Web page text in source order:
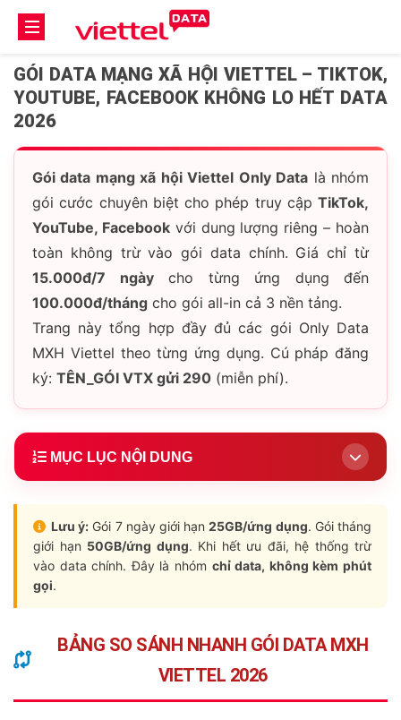
GÓI DATA MẠNG XÃ HỘI VIETTEL – TIKTOK,
YOUTUBE, FACEBOOK KHÔNG LO HẾT DATA
2026
Gói data mạng xã hội Viettel Only Data là nhóm
gói cước chuyên biệt cho phép truy cập TikTok,
YouTube, Facebookvới dung lượng riêng – hoàn
toàn không trừ vào gói data chính. Giá chỉ từ
15.000đ/7 ngàycho từng ứng dụng đến
100.000đ/tháng cho gói all-in cả 3 nền tảng.
Trang này tổng hợp đầy đủ các gói Only Data
MXH Viettel theo từng ứng dụng. Cú pháp đăng
ký: TÊN_GÓI VTX gửi 290 (miễn phí).
MỤC LỤC NỘI DUNG
2. Gói Data TikTok – T15K & T50K
3. Gói Data YouTube – YT15K & YT50K
4.
Lưu ý: Gói 7 ngày giới hạn25GB/ứng dụng. Gói tháng
giới hạn 50GB/ứng dụng. Khi hết ưu đãi, hệ thống trừ
vào data chính. Đây là nhóm chỉ data, không kèm phút
gọi.
BẢNG SO SÁNH NHANH GÓI DATA MXH
VIETTEL 2026